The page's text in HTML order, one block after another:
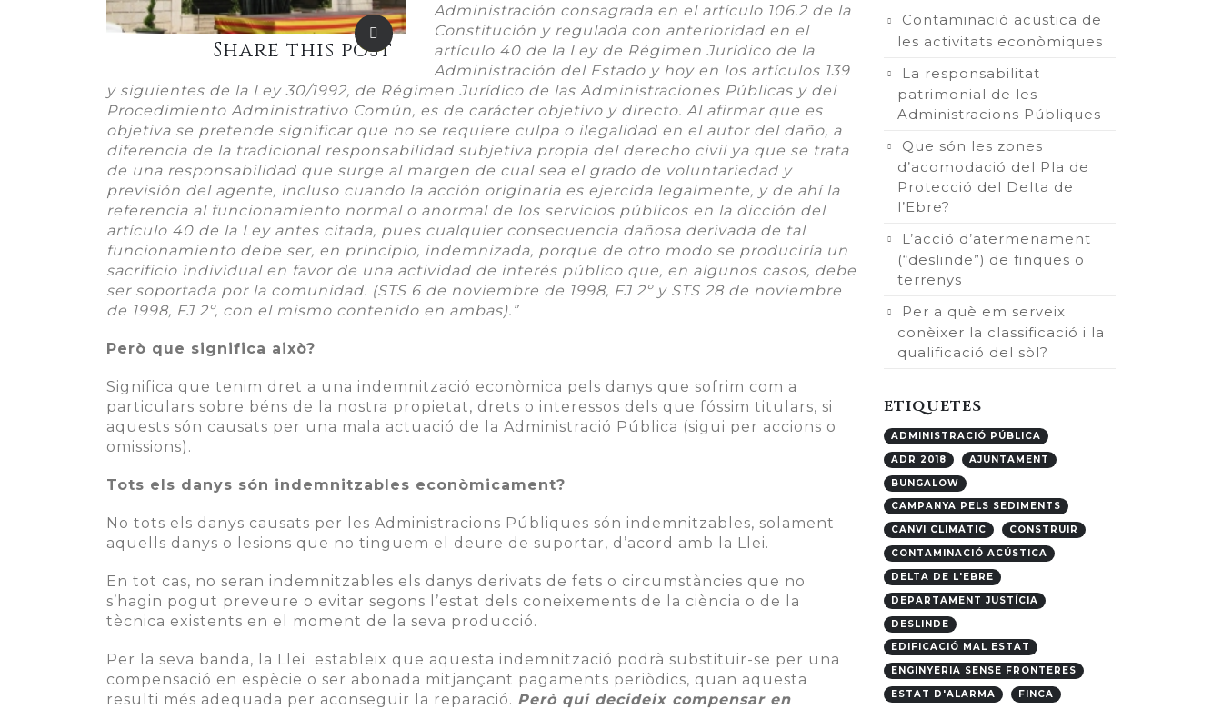
Share this post
Administración consagrada en el artículo 106.2 de la
Constitución y regulada con anterioridad en el
artículo 40 de la Ley de Régimen Jurídico de la
Administración del Estado y hoy en los artículos 139
y siguientes de la Ley 30/1992, de Régimen Jurídico de las Administraciones Públicas y del
Procedimiento Administrativo Común, es de carácter objetivo y directo. Al afirmar que es
objetiva se pretende significar que no se requiere culpa o ilegalidad en el autor del daño, a
diferencia de la tradicional responsabilidad subjetiva propia del derecho civil ya que se trata
de una responsabilidad que surge al margen de cual sea el grado de voluntariedad y
previsión del agente, incluso cuando la acción originaria es ejercida legalmente, y de ahí la
referencia al funcionamiento normal o anormal de los servicios públicos en la dicción del
artículo 40 de la Ley antes citada, pues cualquier consecuencia dañosa derivada de tal
funcionamiento debe ser, en principio, indemnizada, porque de otro modo se produciría un
sacrificio individual en favor de una actividad de interés público que, en algunos casos, debe
ser soportada por la comunidad. (STS 6 de noviembre de 1998, FJ 2º y STS 28 de noviembre
de 1998, FJ 2º, con el mismo contenido en ambas).”
Però que significa això?
Significa que tenim dret a una indemnització econòmica pels danys que sofrim com a
particulars sobre béns de la nostra propietat, drets o interessos dels que fóssim titulars, si
aquests són causats per una mala actuació de la Administració Pública (sigui per accions o
omissions).
Tots els danys són indemnitzables econòmicament?
No tots els danys causats per les Administracions Públiques són indemnitzables, solament
aquells danys o lesions que no tinguem el deure de suportar, d’acord amb la Llei.
En tot cas, no seran indemnitzables els danys derivats de fets o circumstàncies que no
s’hagin pogut preveure o evitar segons l’estat dels coneixements de la ciència o de la
tècnica existents en el moment de la seva producció.
Per la seva banda, la Llei estableix que aquesta indemnització podrà substituir-se per una
compensació en espècie o ser abonada mitjançant pagaments periòdics, quan aquesta
resulti més adequada per aconseguir la reparació. Però qui decideix compensar en
Contaminació acústica de
les activitats econòmiques
La responsabilitat
patrimonial de les
Administracions Públiques
Que són les zones
d’acomodació del Pla de
Protecció del Delta de
l’Ebre?
L’acció d’atermenament
(“deslinde”) de finques o
terrenys
Per a què em serveix
conèixer la classificació i la
qualificació del sòl?
ETIQUETES
ADMINISTRACIÓ PÚBLICA
ADR 2018
AJUNTAMENT
BUNGALOW
CAMPANYA PELS SEDIMENTS
CANVI CLIMÀTIC
CONSTRUIR
CONTAMINACIÓ ACÚSTICA
DELTA DE L'EBRE
DEPARTAMENT JUSTÍCIA
DESLINDE
EDIFICACIÓ MAL ESTAT
ENGINYERIA SENSE FRONTERES
ESTAT D'ALARMA
FINCA